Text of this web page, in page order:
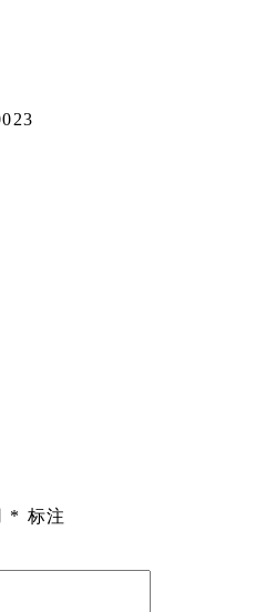
* 标注